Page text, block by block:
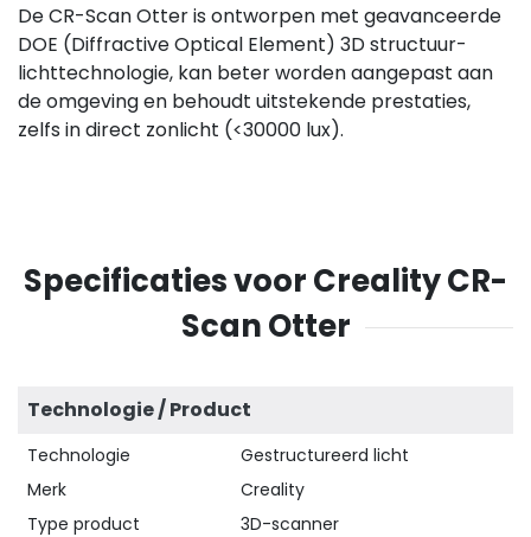
De CR-Scan Otter is ontworpen met geavanceerde
DOE (Diffractive Optical Element) 3D structuur-
lichttechnologie, kan beter worden aangepast aan
de omgeving en behoudt uitstekende prestaties,
zelfs in direct zonlicht (<30000 lux).
Specificaties voor Creality CR-
Scan Otter
Technologie / Product
Technologie
Gestructureerd licht
Merk
Creality
Type product
3D-scanner